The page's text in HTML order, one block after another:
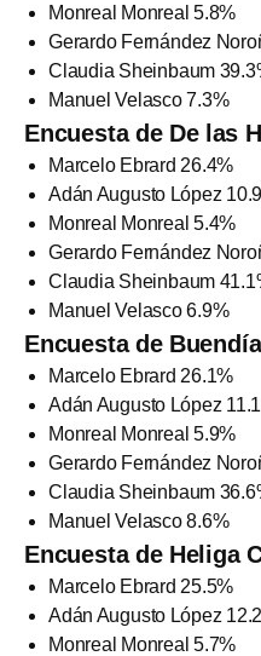
Monreal Monreal 5.8%
Gerardo Fernández
Claudia Sheinbaum
Manuel Velasco 7.3%
Encuesta de De las
Marcelo Ebrard 26.4%
Adán Augusto López
Monreal Monreal 5.4%
Gerardo Fernández
Claudia Sheinbaum
Manuel Velasco 6.9%
Encuesta de
Marcelo Ebrard 26.1%
Adán Augusto López
Monreal Monreal 5.9%
Gerardo Fernández
Claudia Sheinbaum
Manuel Velasco 8.6%
Encuesta de Heliga
Marcelo Ebrard 25.5%
Adán Augusto López
Monreal Monreal 5.7%